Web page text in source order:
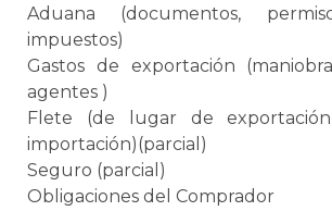
Aduana (documentos,
impuestos)
Gastos de exportación
agentes )
Flete (de lugar de
importación)(parcial)
Seguro (parcial)
Obligaciones del Comprador